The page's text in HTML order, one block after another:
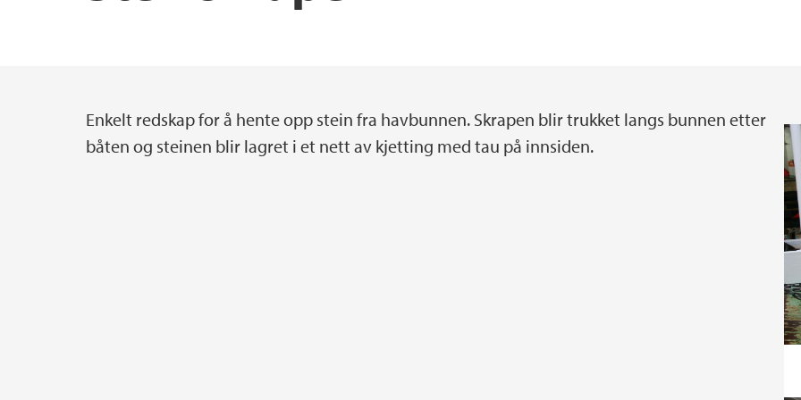
Masterstudent ved GEO
Hovedinnhold
Enkelt redskap for å hente opp stein fra havbunnen. Skrapen blir trukket langs bunnen etter
båten og steinen blir lagret i et nett av kjetting med tau på innsiden.